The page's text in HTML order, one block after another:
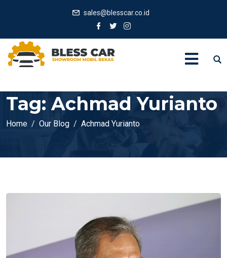
sales@blesscar.co.id
Tag:Achmad Yurianto
Home Our Blog Achmad Yurianto